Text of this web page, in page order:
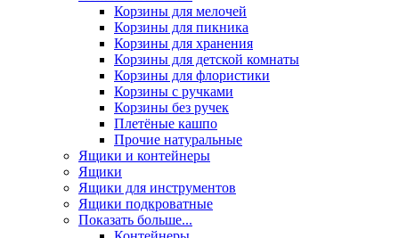
Корзины для мелочей
Корзины для пикника
Корзины для хранения
Корзины для детской комнаты
Корзины для флористики
Корзины с ручками
Корзины без ручек
Плетёные кашпо
Прочие натуральные
Ящики и контейнеры
Ящики
Ящики для инструментов
Ящики подкроватные
Показать больше...